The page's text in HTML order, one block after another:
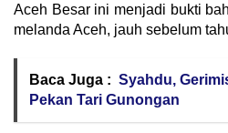
Aceh Besar ini menjadi bukti
melanda Aceh, jauh sebelum
Baca Juga : Syahdu,
Pekan Tari Gunongan